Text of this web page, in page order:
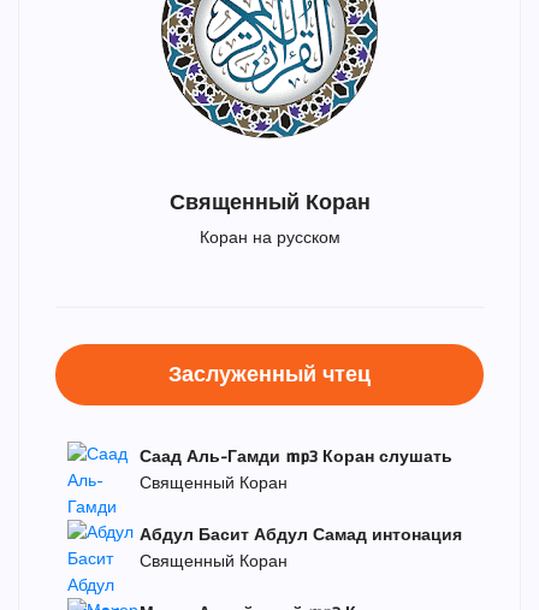
Священный Коран
Коран на русском
Заслуженный чтец
Саад Аль-Гамди mp3 Коран слушать
Священный Коран
Абдул Басит Абдул Самад интонация
Священный Коран